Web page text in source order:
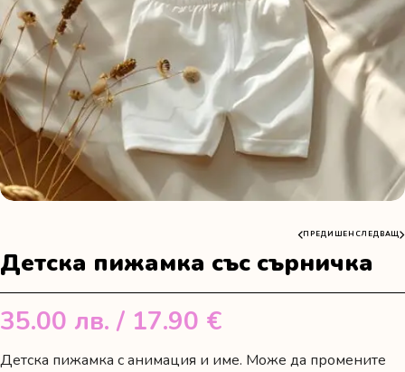
ПРЕДИШЕН СЛЕДВАЩ
Детска пижамка със сърничка
35.00 лв. / 17.90 €
Детска пижамка с анимация и име. Може да промените